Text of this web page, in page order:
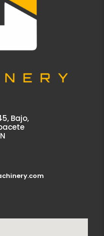
Bajo,